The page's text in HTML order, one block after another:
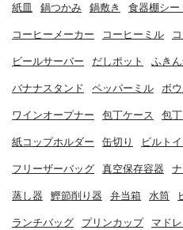
紙皿 鍋つかみ 鍋敷き 食器棚シー
コーヒーメーカー コーヒーミル
ビールサーバー だしポット ふき
バナナスタンド ペッパーミル ボ
ワインオープナー 包丁ケース 包
紙コップホルダー 缶切り ビルト
フリーザーバッグ 真空保存容器
蒸し器 鰹節削り器 弁当箱 水筒
ランチバッグ プリンカップ マド